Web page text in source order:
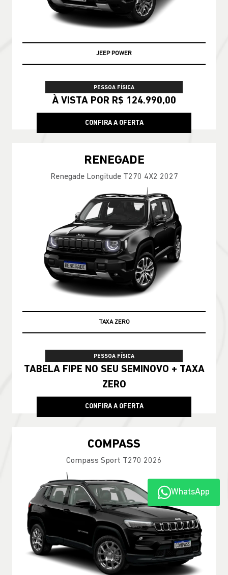
ENCONTRE UMA OFERTA
Commander Longitude T270 7L 26/27
PRONTA ENTREGA
PESSOA FÍSICA
De: R$ 228.790,00
R$ 188.990,00
CONFIRA A OFERTA
COMPASS
Compass Longitude T270 2026
WhatsApp